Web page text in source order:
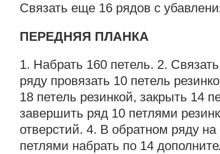
Связать еще 16 рядов с
ПЕРЕДНЯЯ ПЛАНКА
1. Набрать 160 петель. 2.
ряду провязать 10 петель
18 петель резинкой, закрыть 14
завершить ряд 10 петлями
отверстий. 4. В обратном ряду
петлями набрать по 14